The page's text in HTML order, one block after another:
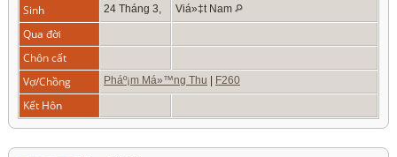
Sinh 24 Tháng 3, Viá»‡t Nam
Qua đời
Chôn cất
Vợ/Chồng
Pháº¡m Má»™ng Thu | F260
Kết Hôn